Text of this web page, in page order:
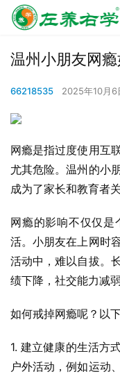
温州小朋友网
66218535 2025年10月
网瘾是指过度使用互
尤其危险。温州的小
成为了家长和教育者
网瘾的影响不仅仅是
活。小朋友在上网时
活动中，难以自拔。
绩下降，社交能力减
如何戒掉网瘾呢？以
1. 建立健康的生活方
户外活动，例如运动